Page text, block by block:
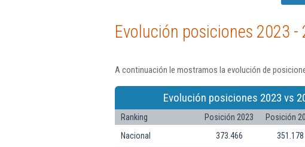
Evolución posiciones 2023 -
A continuación le mostramos la evolución de
Evolución posiciones 2023 vs
Ranking Posición 2023 Posición
Nacional
373.466 351.178